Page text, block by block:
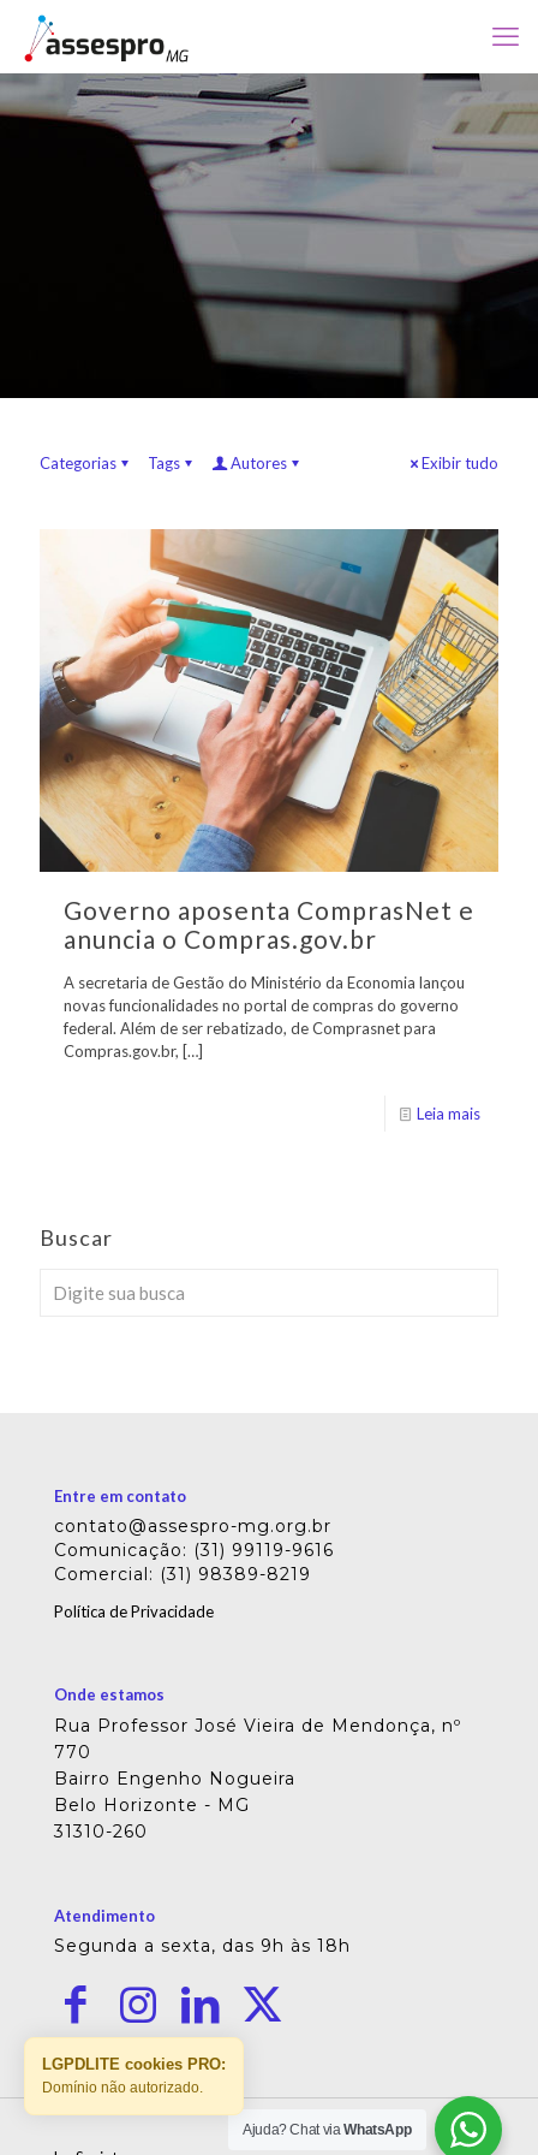
Categorias Tags Autores Exibir tudo
Governo aposenta ComprasNet e
anuncia o Compras.gov.br
A secretaria de Gestão do Ministério da Economia lançou
novas funcionalidades no portal de compras do governo
federal. Além de ser rebatizado, de Comprasnet para
Compras.gov.br, […]
Leia mais
Buscar
Entre em contato
contato@assespro-mg.org.br
Comunicação: (31) 99119-9616
Comercial: (31) 98389-8219
Política de Privacidade
Onde estamos
Rua Professor José Vieira de Mendonça, nº
770
Bairro Engenho Nogueira
Belo Horizonte - MG
31310-260
Atendimento
Segunda a sexta, das 9h às 18h
Ajuda? Chat viaWhatsApp
LGPDLITE cookies PRO:
Domínio não autorizado.